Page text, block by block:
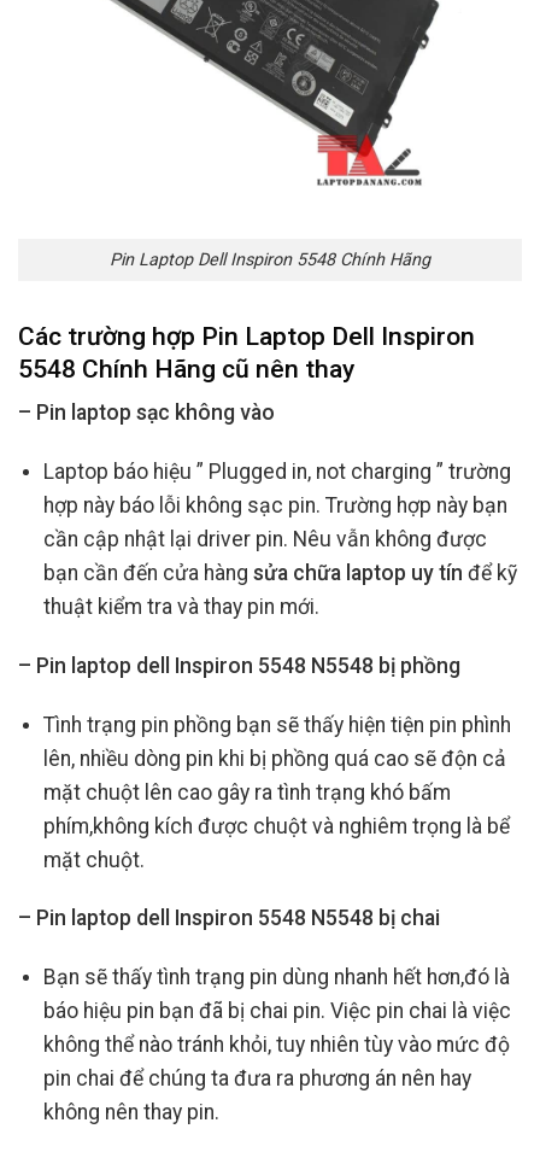
Pin Laptop Dell Inspiron 5548 Chính Hãng
Các trường hợp Pin Laptop Dell Inspiron
5548 Chính Hãng cũ nên thay
– Pin laptop sạc không vào
Laptop báo hiệu ” Plugged in, not charging ” trường
hợp này báo lỗi không sạc pin. Trường hợp này bạn
cần cập nhật lại driver pin. Nêu vẫn không được
bạn cần đến cửa hàng sửa chữa laptop uy tín để kỹ
thuật kiểm tra và thay pin mới.
– Pin laptop dell Inspiron 5548 N5548 bị phồng
Tình trạng pin phồng bạn sẽ thấy hiện tiện pin phình
lên, nhiều dòng pin khi bị phồng quá cao sẽ độn cả
mặt chuột lên cao gây ra tình trạng khó bấm
phím,không kích được chuột và nghiêm trọng là bể
mặt chuột.
– Pin laptop dell Inspiron 5548 N5548 bị chai
Bạn sẽ thấy tình trạng pin dùng nhanh hết hơn,đó là
báo hiệu pin bạn đã bị chai pin. Việc pin chai là việc
không thể nào tránh khỏi, tuy nhiên tùy vào mức độ
pin chai để chúng ta đưa ra phương án nên hay
không nên thay pin.